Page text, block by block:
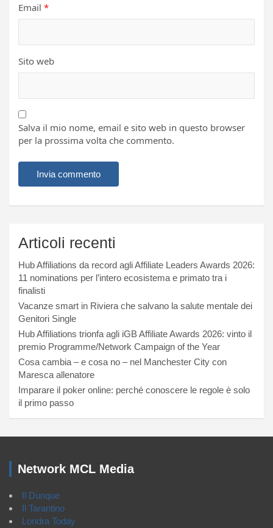
Email *
Sito web
Salva il mio nome, email e sito web in questo browser
per la prossima volta che commento.
Articoli recenti
Hub Affiliations da record agli Affiliate Leaders Awards 2026:
11 nominations per l’intero ecosistema e primato tra i
finalisti
Vacanze smart in Riviera che salvano la salute mentale dei
Genitori Single
Hub Affiliations trionfa agli iGB Affiliate Awards 2026: vinto il
premio Programme/Network Campaign of the Year
Cosa cambia – e cosa no – nel Manchester City con
Maresca allenatore
Imparare il poker online: perché conoscere le regole è solo
il primo passo
Network MCL Media
Il Dunque
Il Tarantino
Londra Today